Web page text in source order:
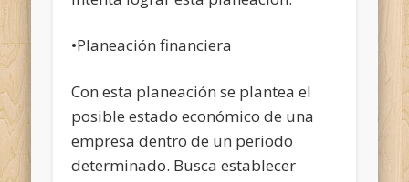
•Planeación financiera
Con esta planeación se plantea el
posible estado económico de una
empresa dentro de un periodo
determinado. Busca establecer